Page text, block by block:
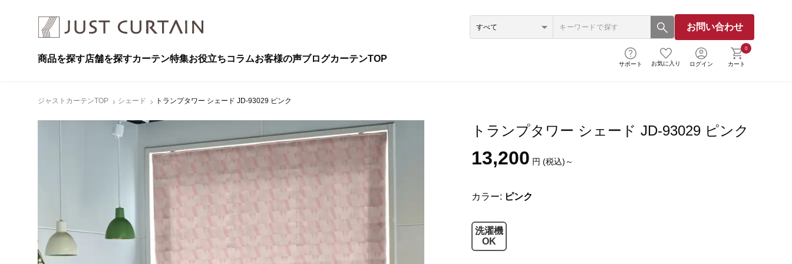
お問い合わせ
商品を探す店舗を探すカーテン特集お役立ちコラムお客様の声ブログカーテンTOP
サポート お気に入り ログイン
0
カート
ジャストカーテンTOP シェード トランプタワー シェード JD-93029 ピンク
トランプタワー シェード JD-93029 ピンク
13,200 円 (税込)～
カラー: ピンク
洗濯機
OK